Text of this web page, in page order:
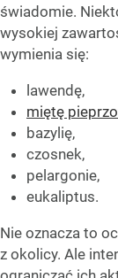
świadomie.
wysokiej
wymienia się:
lawendę,
miętę
bazylię,
czosnek,
pelargonie,
eukaliptus.
Nie oznacza to
z okolicy. Ale